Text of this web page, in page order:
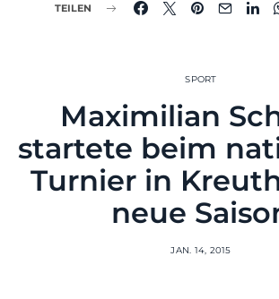
TEILEN
SPORT
Maximilian
startete beim
Turnier in
neue
JAN. 14, 2015